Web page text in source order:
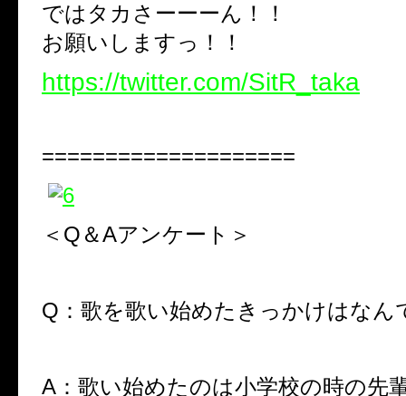
ではタカさーーーん！！
お願いしますっ！！
https://twitter.com/SitR_taka
====================
＜Q＆Aアンケート＞
Q：歌を歌い始めたきっかけはなん
A：歌い始めたのは小学校の時の先